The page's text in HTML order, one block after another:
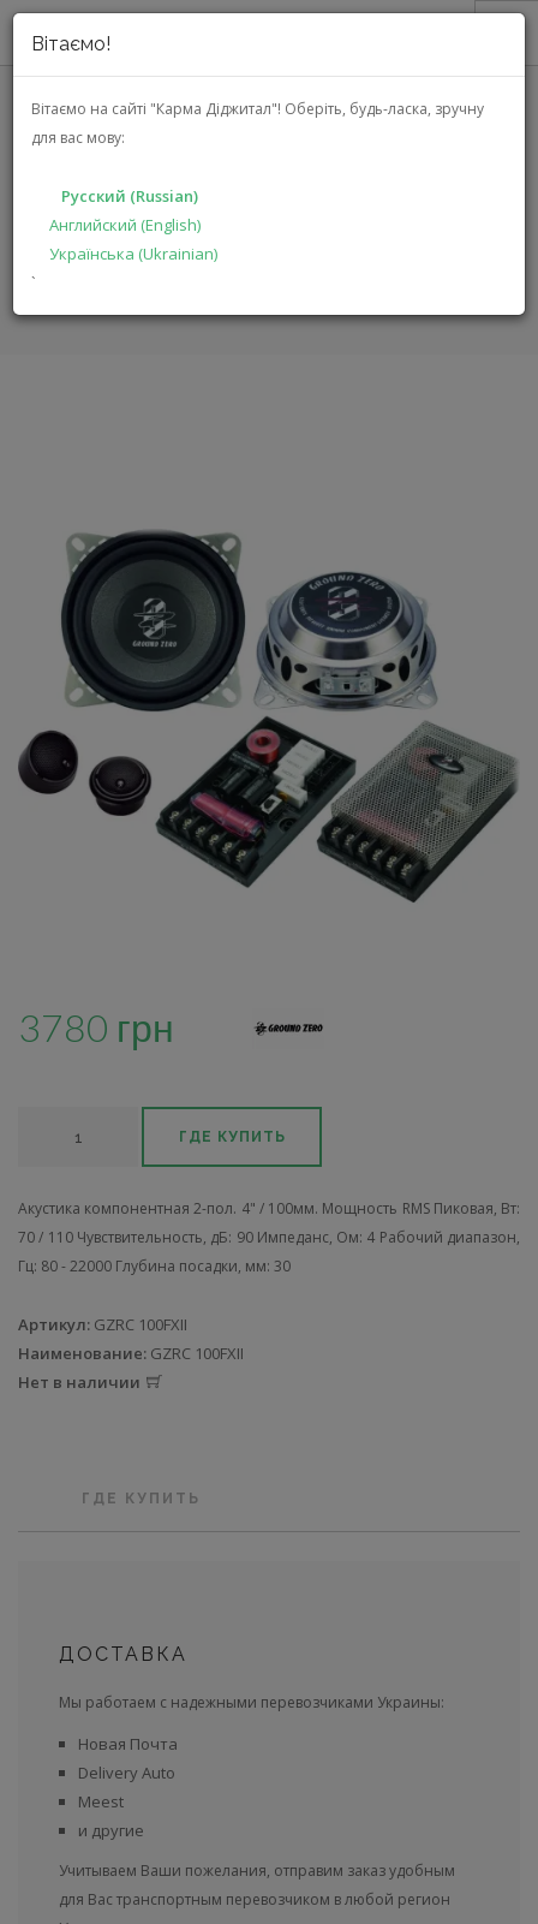
Вітаємо!
Вітаємо на сайті "Карма Діджитал"! Оберіть, будь-ласка, зручну
для вас мову:
Русский (Russian)
Английский (English)
Українська (Ukrainian)
`
О НАС
АКЦИИ
РЕШЕНИЯ
ПРОИЗВОДИТЕЛЯМ
ГЛАВНАЯ КАТАЛОГ
GZRC 100FXII
3780 грн
ГДЕ КУПИТЬ
Акустика компонентная 2-пол. 4" / 100мм. Мощность RMS Пиковая, Вт:
70 / 110 Чувствительность, дБ: 90 Импеданс, Ом: 4 Рабочий диапазон,
Гц: 80 - 22000 Глубина посадки, мм: 30
Артикул: GZRC 100FXII
Наименование: GZRC 100FXII
Нет в наличии
ГДЕ КУПИТЬ
ДОСТАВКА
Мы работаем с надежными перевозчиками Украины:
Новая Почта
Delivery Auto
Meest
и другие
Учитываем Ваши пожелания, отправим заказ удобным
для Вас транспортным перевозчиком в любой регион